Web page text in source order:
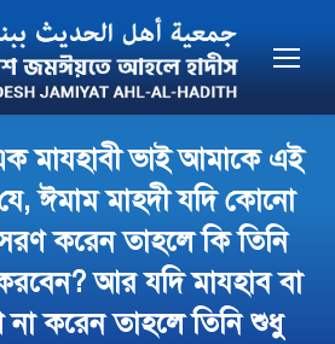
মাযহাবী ভাই আমাকে এই
যে, ঈমাম মাহদী যদি কোনো
করেন তাহলে কি তিনি
আর যদি মাযহাব বা
করেন তাহলে তিনি শুধু